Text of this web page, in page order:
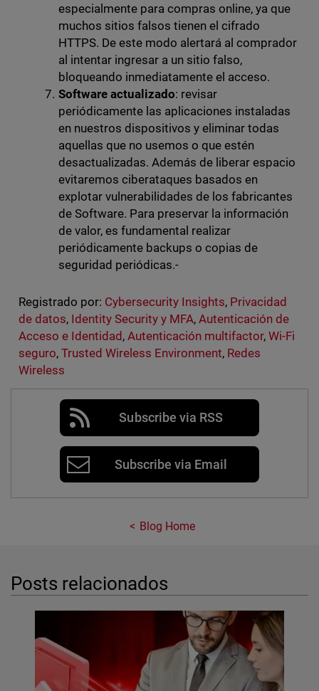
especialmente para compras online, ya que
muchos sitios falsos tienen el cifrado
HTTPS. De este modo alertará al comprador
al intentar ingresar a un sitio falso,
bloqueando inmediatamente el acceso.
Software actualizado: revisar
periódicamente las aplicaciones instaladas
en nuestros dispositivos y eliminar todas
aquellas que no usemos o que estén
desactualizadas. Además de liberar espacio
evitaremos ciberataques basados en
explotar vulnerabilidades de los fabricantes
de Software. Para preservar la información
de valor, es fundamental realizar
periódicamente backups o copias de
seguridad periódicas.-
Registrado por: Cybersecurity Insights, Privacidad
de datos, Identity Security y MFA,Autenticación de
Acceso e Identidad , Autenticación multifactor,Wi-Fi
seguro, Trusted Wireless Environment, Redes
Wireless
Subscribe via RSS
Subscribe via Email
Blog Home
Posts relacionados